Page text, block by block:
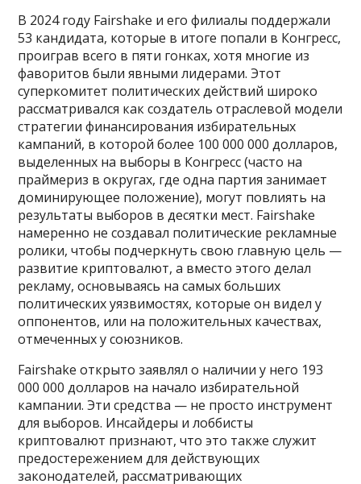
В 2024 году Fairshake и его филиалы поддержали
53 кандидата, которые в итоге попали в Конгресс,
проиграв всего в пяти гонках, хотя многие из
фаворитов были явными лидерами. Этот
суперкомитет политических действий широко
рассматривался как создатель отраслевой модели
стратегии финансирования избирательных
кампаний, в которой более 100 000 000 долларов,
выделенных на выборы в Конгресс (часто на
праймериз в округах, где одна партия занимает
доминирующее положение), могут повлиять на
результаты выборов в десятки мест. Fairshake
намеренно не создавал политические рекламные
ролики, чтобы подчеркнуть свою главную цель —
развитие криптовалют, а вместо этого делал
рекламу, основываясь на самых больших
политических уязвимостях, которые он видел у
оппонентов, или на положительных качествах,
отмеченных у союзников.
Fairshake открыто заявлял о наличии у него 193
000 000 долларов на начало избирательной
кампании. Эти средства — не просто инструмент
для выборов. Инсайдеры и лоббисты
криптовалют признают, что это также служит
предостережением для действующих
законодателей, рассматривающих